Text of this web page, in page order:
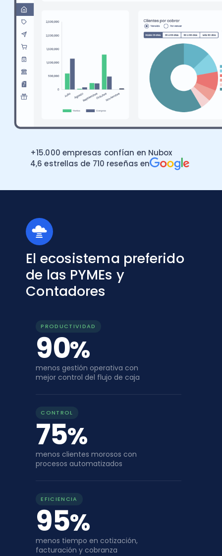
Portal de colaboradores
Casos de éxito
Calculadoras
Recursos
Demostraciones
+15.000 empresas confían en Nubox
4,6 estrellas de 710 reseñas en
El ecosistema preferido
de las PYMEs y
Contadores
PRODUCTIVIDAD
90%
menos gestión operativa con
mejor control del flujo de caja
CONTROL
75%
menos clientes morosos con
procesos automatizados
EFICIENCIA
95%
menos tiempo en cotización,
facturación y cobranza